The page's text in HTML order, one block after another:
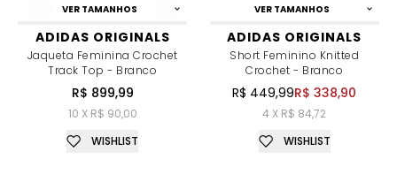
VER TAMANHOS
ADIDAS ORIGINALS
Jaqueta Feminina Crochet
Track Top - Branco
R$ 899,99
10 X R$ 90,00
WISHLIST
VER TAMANHOS
ADIDAS ORIGINALS
Short Feminino Knitted
Crochet - Branco
R$ 449,99R$ 338,90
4 X R$ 84,72
WISHLIST